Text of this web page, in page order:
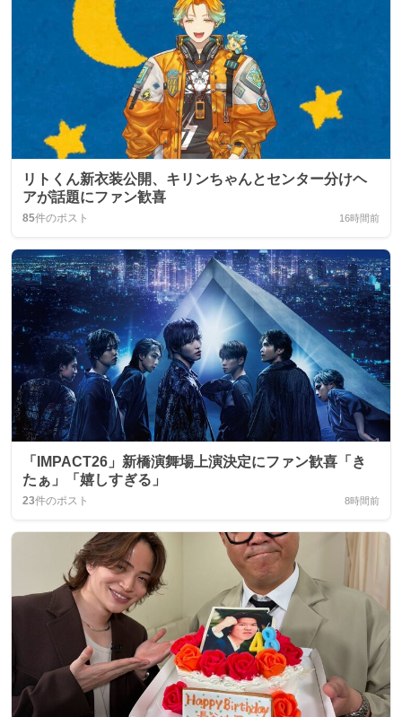
リトくん新衣装公開、キリンちゃんとセンター分けヘ
アが話題にファン歓喜
85件のポスト 16時間前
「IMPACT26」新橋演舞場上演決定にファン歓喜「き
たぁ」「嬉しすぎる」
23件のポスト 8時間前